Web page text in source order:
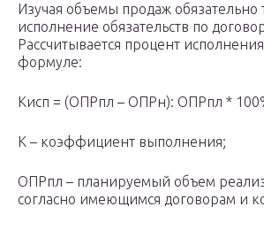
Изучая объемы продаж обязательно
исполнение обязательств по
Рассчитывается процент
формуле:
Кисп = (ОПРпл – ОПРн): ОПРпл *
К – коэффициент выполнения;
ОПРпл – планируемый объем
согласно имеющимся договорам и